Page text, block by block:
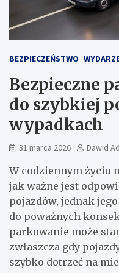
BEZPIECZEŃSTWO
Bezpieczne
do szybkiej
wypadkach
31 marca 2026 Dawid
W codziennym życiu
jak ważne jest
pojazdów, jednak
do poważnych
parkowanie może
zwłaszcza gdy
szybko dotrzeć na